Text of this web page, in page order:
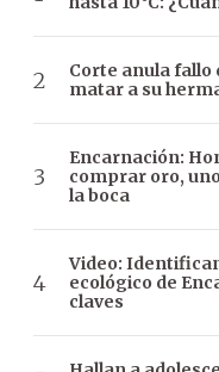
Corte anula fallo
matar a su
Encarnación:
comprar oro,
la boca
Video:
ecológico de
claves